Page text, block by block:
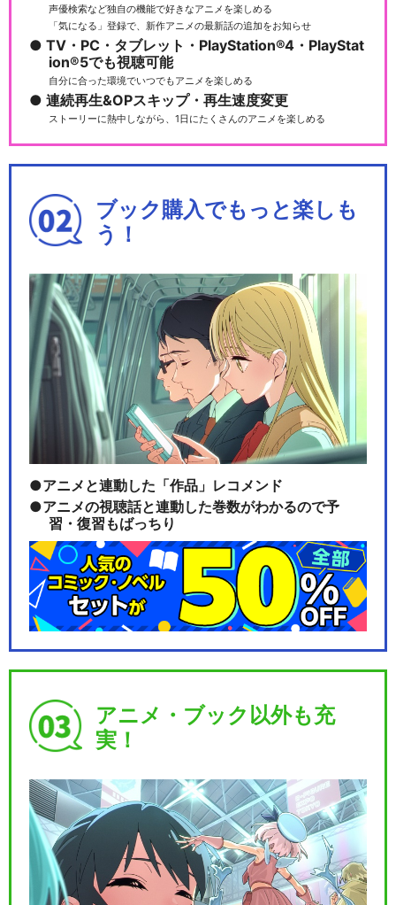
声優検索など独自の機能で好きなアニメを楽しめる
「気になる」登録で、新作アニメの最新話の追加をお知らせ
TV・PC・タブレット・PlayStation®4・PlayStat
ion®5でも視聴可能
自分に合った環境でいつでもアニメを楽しめる
連続再生&OPスキップ・再生速度変更
ストーリーに熱中しながら、1日にたくさんのアニメを楽しめる
ブック購入でもっと楽しも
う！
アニメと連動した「作品」レコメンド
アニメの視聴話と連動した巻数がわかるので予
習・復習もばっちり
アニメ・ブック以外も充
実！